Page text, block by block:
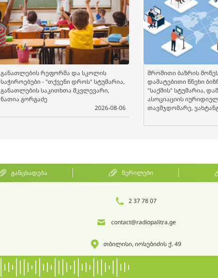
განათლების რეფორმა და სკოლის
საჭიროებები - "თქვენი დროს" სტუმარია,
განათლების საკითხთა მკვლევარი,
ნათია გორგაძე
2026-08-06
შრომითი ბაზრის
დამატებითი წნეხი
"საქმის" სტუმარია,
ასოციაციის
თავმჯდომარე,
განცხადება წერილები
2 37 78 07
contact@radiopalitra.ge
თბილისი, იოსებიძის ქ. 49